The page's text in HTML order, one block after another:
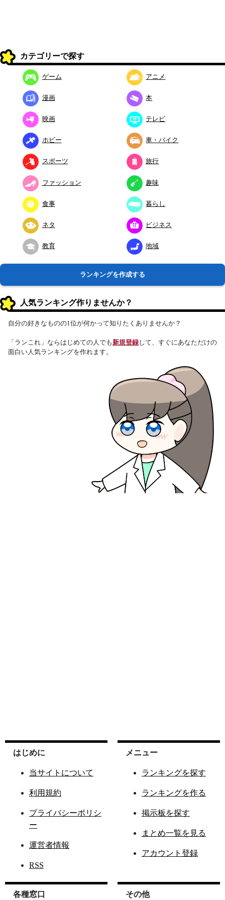
カテゴリーで探す
ゲーム アニメ
漫画 本
映画 テレビ
ホビー 車・バイク
スポーツ 旅行
ファッション 趣味
食事 暮らし
ネタ ビジネス
教育 地域
ランキングを作成する
人気ランキング作りませんか？
自分の好きなものの1位が何かって知りたくありませんか？
「ランこれ」ならはじめての人でも新規登録して、すぐにあなただけの
面白い人気ランキングを作れます。
はじめに
当サイトについて
利用規約
プライバシーポリシ
ー
運営者情報
RSS
メニュー
ランキングを探す
ランキングを作る
掲示板を探す
まとめ一覧を見る
アカウント登録
各種窓口 その他